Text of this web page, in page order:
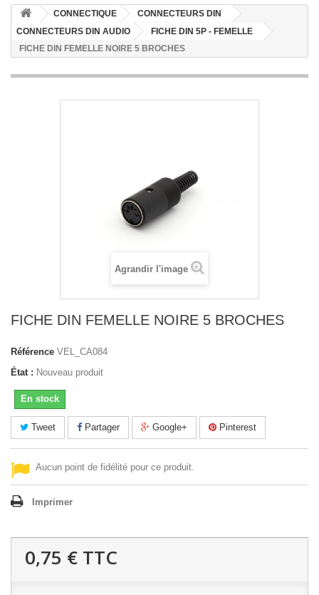
CONNECTIQUE
CONNECTEURS DIN
CONNECTEURS DIN AUDIO
FICHE DIN 5P - FEMELLE
FICHE DIN FEMELLE NOIRE 5 BROCHES
Agrandir l'image
FICHE DIN FEMELLE NOIRE 5 BROCHES
Référence VEL_CA084
État : Nouveau produit
En stock
Tweet Partager Google+ Pinterest
Aucun point de fidélité pour ce produit.
Imprimer
0,75 € TTC